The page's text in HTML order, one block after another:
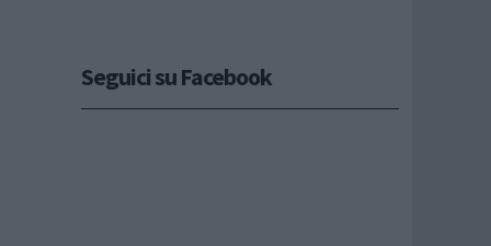
Seguici su Facebook